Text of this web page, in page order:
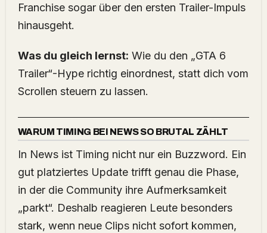
Franchise sogar über den ersten Trailer-Impuls
hinausgeht.
Was du gleich lernst: Wie du den „GTA 6
Trailer“-Hype richtig einordnest, statt dich vom
Scrollen steuern zu lassen.
WARUM TIMING BEI NEWS SO BRUTAL ZÄHLT
In News ist Timing nicht nur ein Buzzword. Ein
gut platziertes Update trifft genau die Phase,
in der die Community ihre Aufmerksamkeit
„parkt“. Deshalb reagieren Leute besonders
stark, wenn neue Clips nicht sofort kommen,